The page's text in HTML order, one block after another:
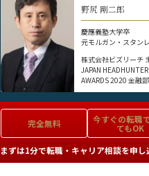
野尻 剛二郎
慶應義塾大学卒
元モルガン・スタン
株式会社ビズリーチ
JAPAN HEADHUNTER
AWARDS 2020 金融
完全無料 今すぐの転職
てもOK
まずは1分で転職・キャリア相談を申し